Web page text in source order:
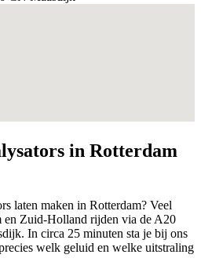
in Rotterdam
laten maken in Rotterdam? Veel
en Zuid-Holland rijden via de A20
In circa 25 minuten sta je bij ons
welk geluid en welke uitstraling